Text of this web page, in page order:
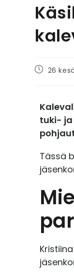
26
tuki- ja
Tässä